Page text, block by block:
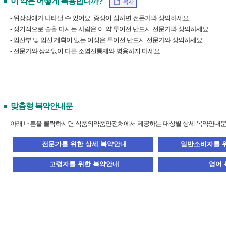
- 위장장애가 나타날 수 있어요. 증상이 심하면 전문가와 상의하세요.
- 정기적으로 술을 마시는 사람은 이 약 투여전 반드시 전문가와 상의하세요.
- 임산부 및 임신 계획이 있는 여성은 투여전 반드시 전문가와 상의하세요.
- 전문가와 상의없이 다른 소염진통제와 병용하지 마세요.
맞춤형 복약안내문
아래 버튼을 클릭하시면 식품의약품안전처에서 제공하는 대상별 상세 복약안내